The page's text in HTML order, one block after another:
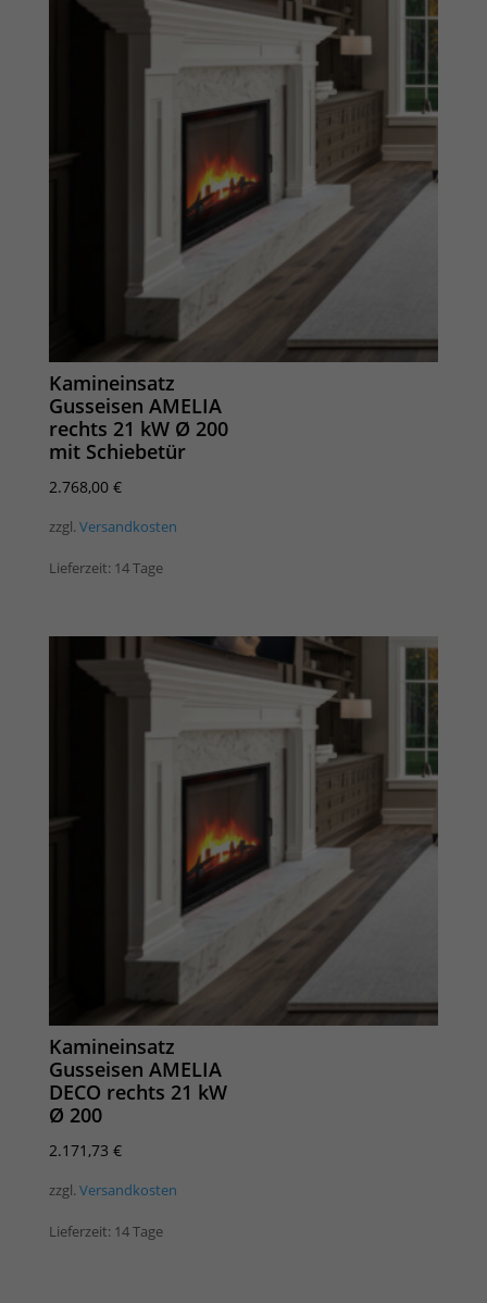
Kamineinsatz
Gusseisen AMELIA
rechts 21 kW Ø 200
mit Schiebetür
2.768,00 €
zzgl. Versandkosten
Lieferzeit: 14 Tage
Kamineinsatz
Gusseisen AMELIA
DECO rechts 21 kW
Ø 200
2.171,73 €
zzgl. Versandkosten
Lieferzeit: 14 Tage